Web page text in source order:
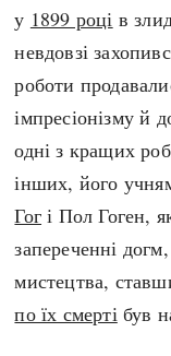
у 1899 році в
невдовзі
роботи
імпресіонізму й
одні з кращих
інших, його
Гог і Пол Гоген,
запереченні
мистецтва,
по їх смерті був